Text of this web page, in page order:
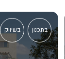
בתכנון בשיווק